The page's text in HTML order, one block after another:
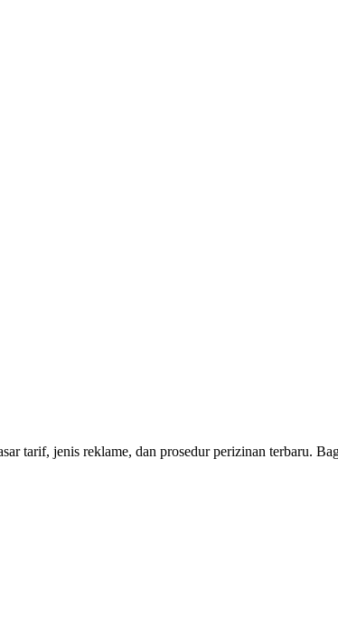
tarif, jenis reklame, dan prosedur perizinan terbaru.